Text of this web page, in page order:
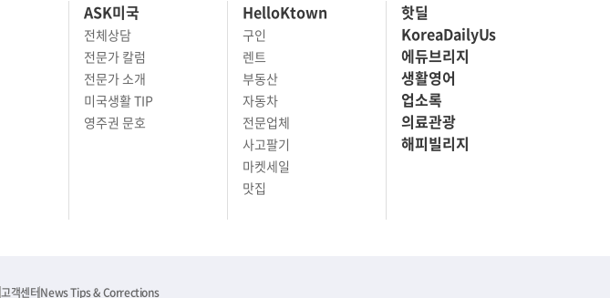
ASK미국
전체상담
전문가 칼럼
전문가 소개
미국생활 TIP
영주권 문호
HelloKtown
구인
렌트
부동산
자동차
전문업체
사고팔기
마켓세일
맛집
핫딜
KoreaDailyUs
에듀브리지
생활영어
업소록
의료관광
해피빌리지
고객센터News Tips & Corrections